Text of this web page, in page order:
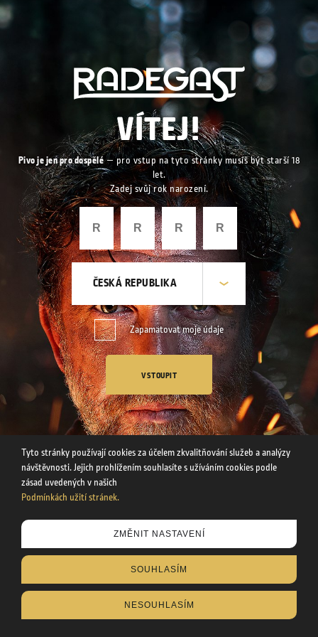
VÍTEJ!
Pivo je jen pro dospělé— pro vstup na tyto stránky musíš být starší 18
let.
Zadej svůj rok narození.
ČESKÁ REPUBLIKA
Zapamatovat moje údaje
VSTOUPIT
Tyto stránky používají cookies za účelem zkvalitňování služeb a
užíváním cookies podle zásad uvedených v našich
Podmínkách užití stránek
Tyto stránky používají cookies za účelem zkvalitňování služeb a analýzy
návštěvnosti. Jejich prohlížením souhlasíte s užíváním cookies podle
zásad uvedených v našich
Podmínkách užití stránek.
ZMĚNIT NASTAVENÍ
SOUHLASÍM
NESOUHLASÍM